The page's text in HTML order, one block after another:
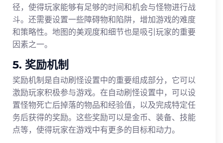
径，使得玩家能够有足够的时间和机会与怪物进行战
斗。还需要设置一些障碍物和陷阱，增加游戏的难度
和策略性。地图的美观度和细节也是吸引玩家的重要
因素之一。
5. 奖励机制
奖励机制是自动刷怪设置中的重要组成部分，它可以
激励玩家积极参与游戏。在自动刷怪设置中，可以设
置怪物死亡后掉落的物品和经验值，以及完成特定任
务后获得的奖励。这些奖励可以是金币、装备、技能
点等，使得玩家在游戏中有更多的目标和动力。